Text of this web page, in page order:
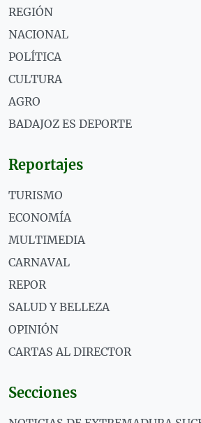
REGIÓN
NACIONAL
POLÍTICA
CULTURA
AGRO
BADAJOZ ES DEPORTE
Reportajes
TURISMO
ECONOMÍA
MULTIMEDIA
CARNAVAL
REPOR
SALUD Y BELLEZA
OPINIÓN
CARTAS AL DIRECTOR
Secciones